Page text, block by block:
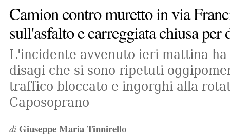
Camion contro muretto in via
sull'asfalto e carreggiata chiusa per
L'incidente avvenuto ieri mattina
disagi che si sono ripetuti
traffico bloccato e ingorghi alla
Caposoprano
di Giuseppe Maria Tinnirello